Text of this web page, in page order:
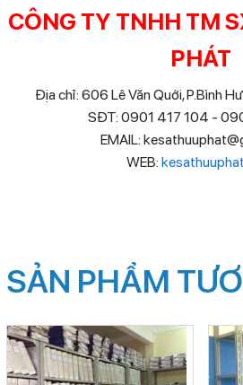
CÔNG TY TNHH TM
PHÁT
Địa chỉ: 606 Lê Văn Quới, P.Bình
SĐT: 0901 417 104 -
EMAIL:
WEB:
SẢN PHẨM